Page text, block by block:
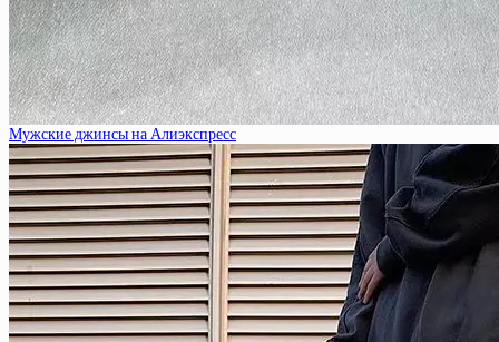
Мужские джинсы на Алиэкспресс